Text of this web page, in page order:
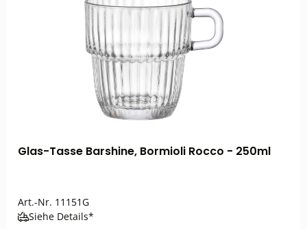
Glas-Tasse Barshine, Bormioli Rocco - 250ml
Art.-Nr. 11151G
Siehe Details*